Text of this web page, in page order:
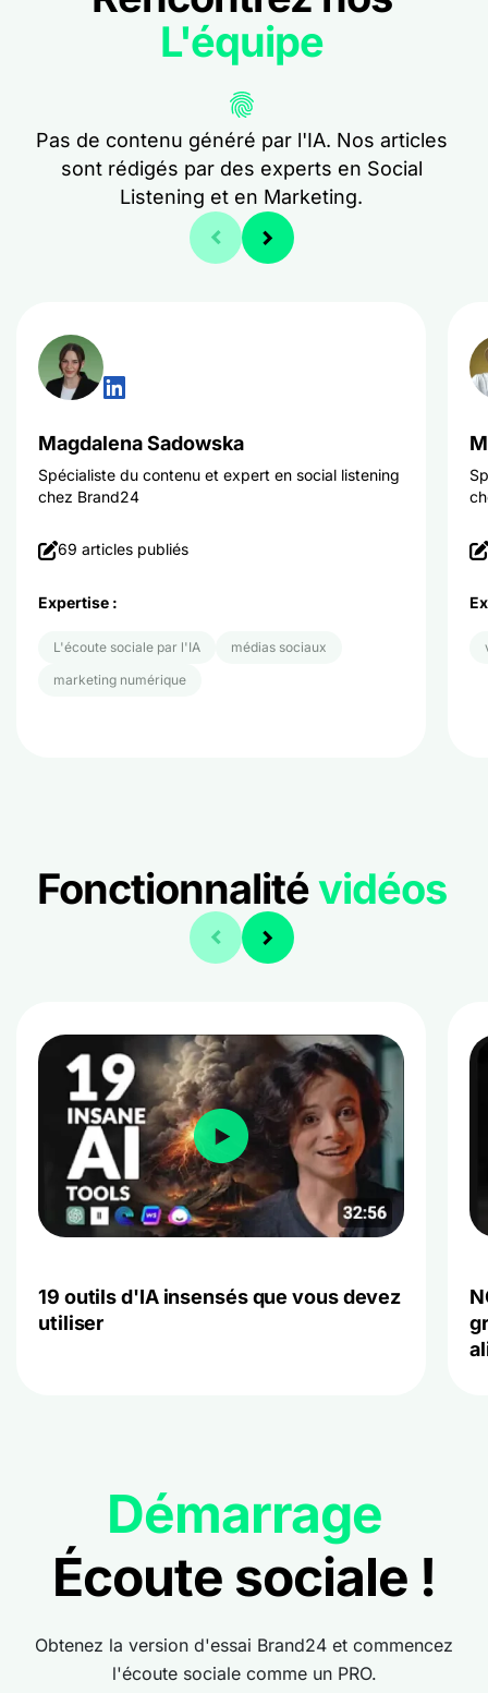
L'équipe
Pas de contenu généré par l'IA. Nos articles
sont rédigés par des experts en Social
Listening et en Marketing.
Magdalena Sadowska
Spécialiste du contenu et expert en social listening
chez Brand24
69 articles publiés
Expertise :
L'écoute sociale par l'IA
médias sociaux
marketing numérique
Fonctionnalitévidéos
19 outils d'IA insensés que vous devez
utiliser
Démarrage
Écoute sociale !
Obtenez la version d'essai Brand24 et commencez
l'écoute sociale comme un PRO.